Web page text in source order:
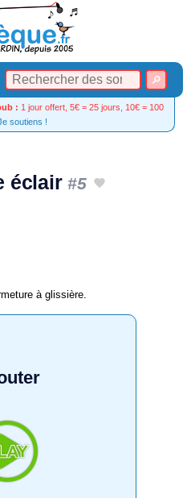
: 1 jour offert, 5€ = 25 jours, 10€ = 100
soutiens !
éclair#5
à glissière.